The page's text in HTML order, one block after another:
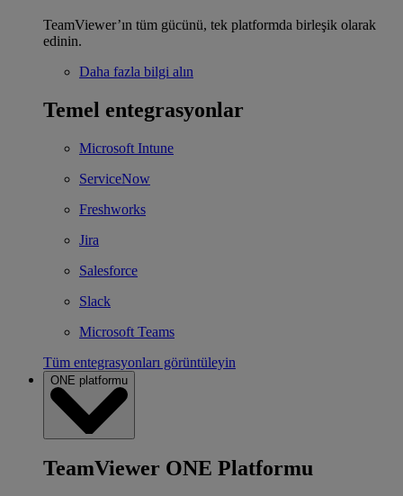
TeamViewer’ın tüm gücünü, tek platformda birleşik olarak
edinin.
Daha fazla bilgi alın
Temel entegrasyonlar
Microsoft Intune
ServiceNow
Freshworks
Jira
Salesforce
Slack
Microsoft Teams
Tüm entegrasyonları görüntüleyin
ONE platformu
TeamViewer ONE Platformu